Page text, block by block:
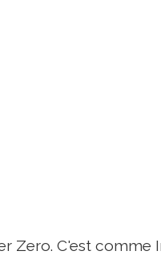
Zero. C'est comme